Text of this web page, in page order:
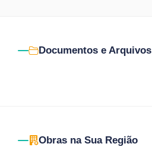
Documentos e Arquivos
Obras na Sua Região